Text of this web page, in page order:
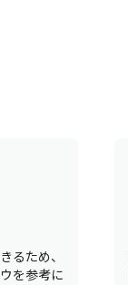
るため、
を参考に